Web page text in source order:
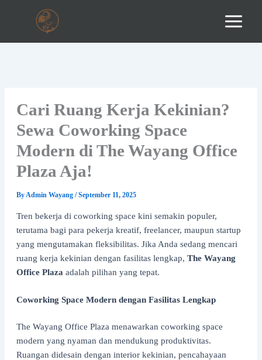
Cari Ruang Kerja Kekinian?
Sewa Coworking Space
Modern di The Wayang Office
Plaza Aja!
ByAdmin Wayang /September 11, 2025
Tren bekerja di coworking space kini semakin populer,
terutama bagi para pekerja kreatif, freelancer, maupun startup
yang mengutamakan fleksibilitas. Jika Anda sedang mencari
ruang kerja kekinian dengan fasilitas lengkap, The Wayang
Office Plaza adalah pilihan yang tepat.
Coworking Space Modern dengan Fasilitas Lengkap
The Wayang Office Plaza menawarkan coworking space
modern yang nyaman dan mendukung produktivitas.
Ruangan didesain dengan interior kekinian, pencahayaan